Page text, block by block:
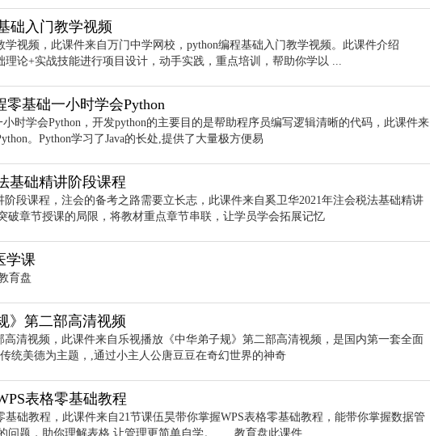
础入门教学视频
视频，此课件来自万门中学网校，python编程基础入门教学视频。此课件介绍
论+实战技能进行项目设计，动手实践，重点培训，帮助你学以 ...
基础一小时学会Python
时学会Python，开发python的主要目的是帮助程序员编写逻辑清晰的代码，此课件来
。Python学习了Java的长处,提供了大量极方便易
基础精讲阶段课程
段课程，注会的备考之路需要立长志，此课件来自奚卫华2021年注会税法基础精讲
破章节授课的局限，将教材重点章节串联，让学员学会拓展记忆
学课
育盘
》第二部高清视频
清视频，此课件来自乐视播放《中华弟子规》第二部高清视频，是国内第一套全面
统美德为主题，,通过小主人公唐豆豆在奇幻世界的神奇
表格零基础教程
础教程，此课件来自21节课伍昊带你掌握WPS表格零基础教程，能带你掌握数据管
问题，助你理解表格,让管理更简单自学。 ... ,教育盘此课件